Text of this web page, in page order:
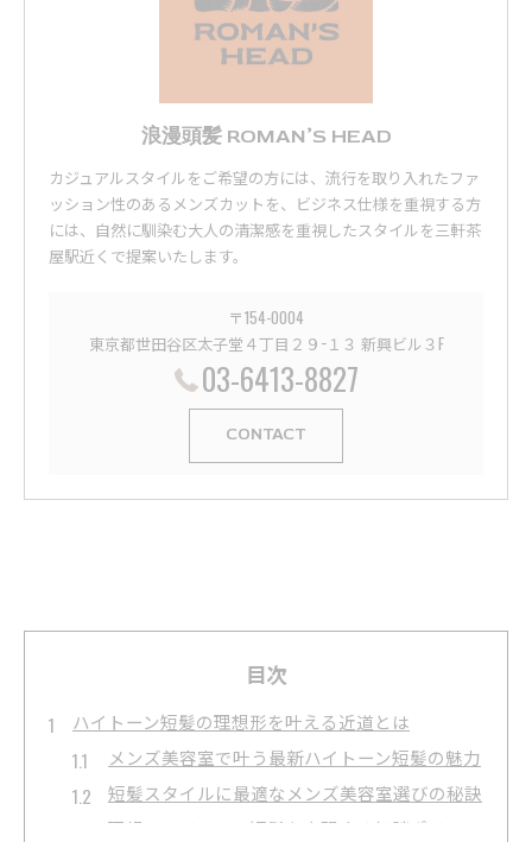
浪漫頭髪 ROMAN’S HEAD
カジュアルスタイルをご希望の方には、流行を取り入れたファ
ッション性のあるメンズカットを、ビジネス仕様を重視する方
には、自然に馴染む大人の清潔感を重視したスタイルを三軒茶
屋駅近くで提案いたします。
〒154-0004
東京都世田谷区太子堂４丁目２９−１３ 新興ビル３F
03-6413-8827
CONTACT
目次
ハイトーン短髪の理想形を叶える近道とは
メンズ美容室で叶う最新ハイトーン短髪の魅力
短髪スタイルに最適なメンズ美容室選びの秘訣
理想のハイトーン短髪を実現する相談ポイント